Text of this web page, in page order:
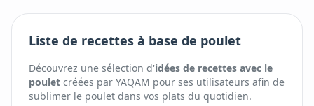
Liste de recettes à base de poulet
Découvrez une sélection d'idées de recettes avec le
poulet créées par YAQAM pour ses utilisateurs afin de
sublimer le poulet dans vos plats du quotidien.